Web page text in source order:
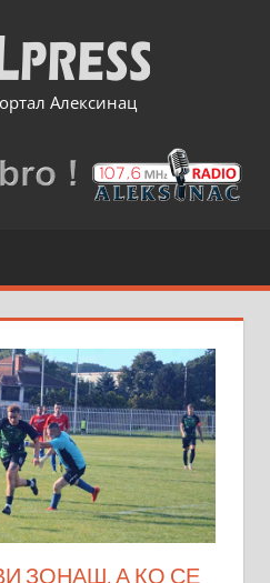
Алексинац
ЗОНАШ, А КО СЕ